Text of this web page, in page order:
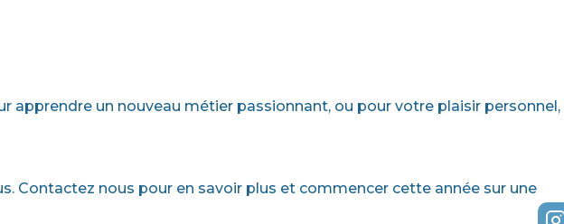
apprendre un nouveau métier passionnant, ou pour votre plaisir personnel,
Contactez nous pour en savoir plus et commencer cette année sur une